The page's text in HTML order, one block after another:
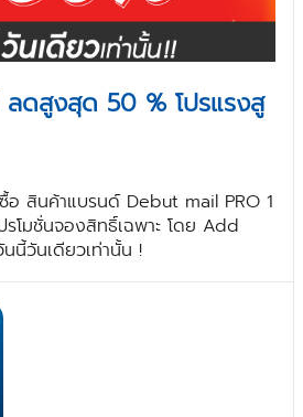
ลดสูงสุด 50 % โปรแรงสู
ซื้อ สินค้าแบรนด์ Debut mail PRO 1
โมชั่นจองสิทธิ์เฉพาะ โดย Add
นี้วันเดียวเท่านั้น !